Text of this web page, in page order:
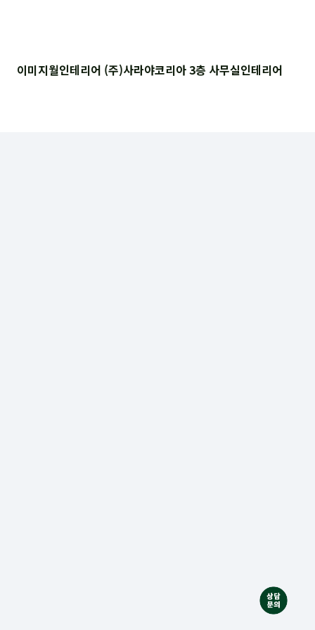
이미지월인테리어 (주)사라야코리아 3층 사무실인테리어